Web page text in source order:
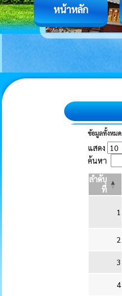
หน้าหลัก
ข้อมูลทั้งหมด
แสดง
ค้นหา
ลำดับ
ที่
1
2
3
4